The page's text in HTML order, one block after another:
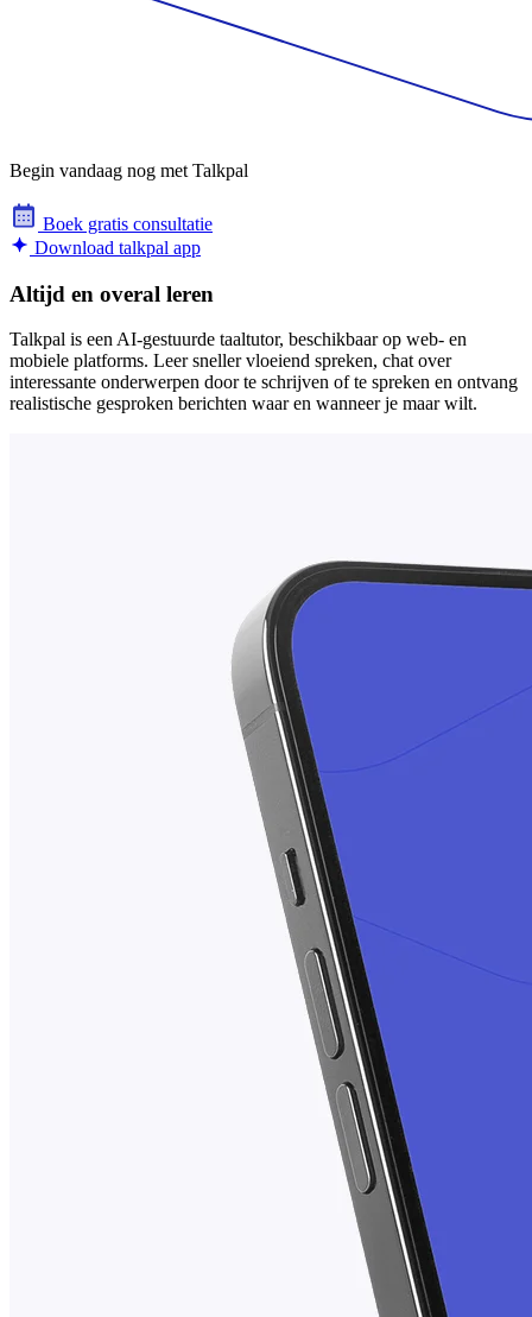
Begin vandaag nog met Talkpal
Boek gratis consultatie
Download talkpal app
Altijd en overal leren
Talkpal is een AI-gestuurde taaltutor, beschikbaar op web- en
mobiele platforms. Leer sneller vloeiend spreken, chat over
interessante onderwerpen door te schrijven of te spreken en ontvang
realistische gesproken berichten waar en wanneer je maar wilt.